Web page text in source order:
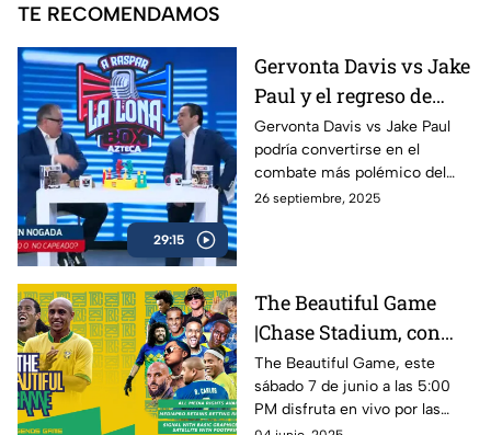
TE RECOMENDAMOS
29:15
Gervonta Davis vs Jake
Paul y el regreso de
Ryan García | A Raspar
La Lona
Gervonta Davis vs Jake Paul
podría convertirse en el
combate más polémico del
año, mientras Ryan García
26 septiembre, 2025
The Beautiful Game
|Chase Stadium, con
Ronaldinho y Roberto
Carlos | 7 de junio a las
5:00 PM
The Beautiful Game, este
sábado 7 de junio a las 5:00
PM disfruta en vivo por las